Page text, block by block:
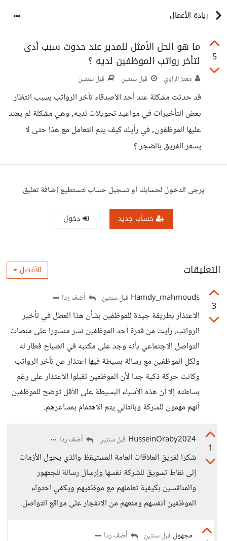
ريادة الأعمال
5
ما هو الحل الأمثل للمدير عند حدوث سبب أدى
لتأخر رواتب الموظفين لديه ؟
معتز الراوي قبل سنتين قبل سنتين
قد حدثت مشكلة عند أحد الأصدقاء تأخر الرواتب بسبب انتظار
بعض التأخيرات في مواعيد تحويلات لديه, وهي مشكلة لم يعتد
عليها الموظفون, في رأيك كيف يتم التعامل مع هذا حتى لا
يشعر الفريق بالضجر ؟
يرجى الدخول لحسابك أو تسجيل حساب لتستطيع إضافة تعليق
حساب جديد دخول
التعليقات الأفضل
3
Hamdy_mahmouds قبل سنتين أضف ردا
الاعتذار بطريقة جيدة للموظفين بشأن هذا العطل في تأخير
الرواتب، رأيت من فترة أحد الموظفين نشر منشورا على منصات
التواصل الاجتماعي بأنه وجد على مكتبه في الصباح فطار له
ولكل الموظفين مع رسالة بسيطة فيها اعتذار عن تأخر الرواتب
وكانت حركة ذكية جدا لأن الموظفين تقبلوا الاعتذار على رغم
بساطته إلا أن هذه الأشياء البسيطة على الأقل توضح للموظفين
أنهم مهمون للشركة وبالتالي يتم الاهتمام بمشاعرهم.
1
HusseinOraby2024 قبل سنتين أضف ردا
شكرا لفريق العلاقات العامة المستيقظ والذي يحول الأزمات
إلى نقاط تسويق للشركة نفسها وإرسال رسالة للجمهور
والمنافسين بكيفية تعاملهم مع موظفيهم ويكفي احتواء
الموظفين أنفسهم ومنعهم من الانفجار على مواقع التواصل.
مجهول قبل سنتين أضف ردا